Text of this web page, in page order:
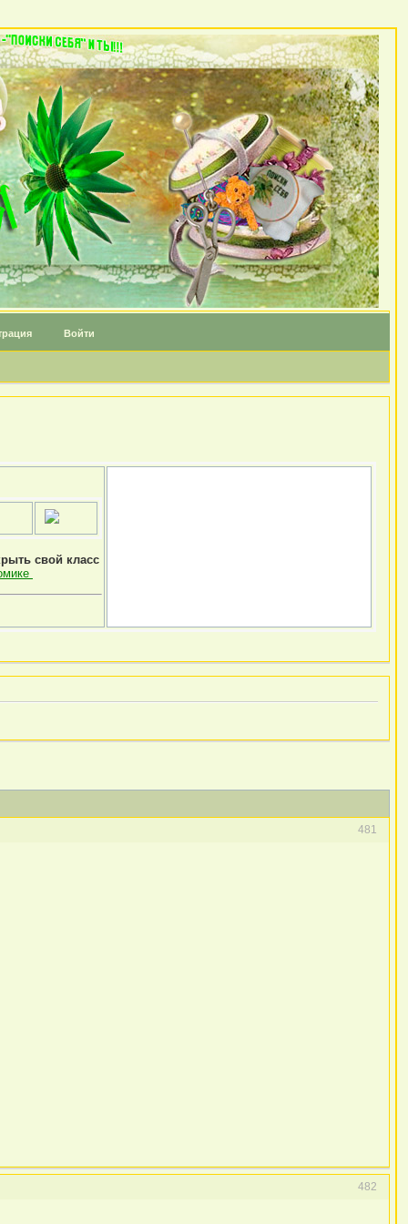
Войти
свой класс
481
482